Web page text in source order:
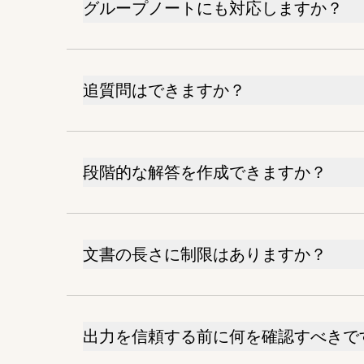
グループノートにも対応しますか？
追質問はできますか？
段階的な解答を作成できますか？
文書の長さに制限はありますか？
出力を信頼する前に何を確認すべきで